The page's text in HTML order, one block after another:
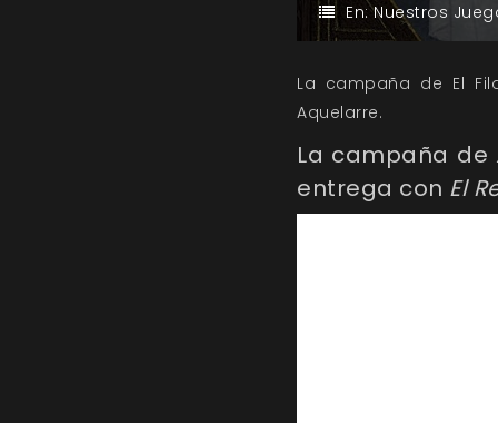
En:Nuestros
La campaña de El
Aquelarre.
La campaña de
entrega con El